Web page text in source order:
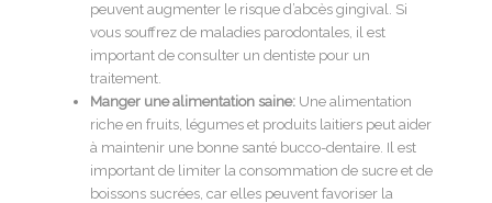
peuvent augmenter le risque d’abcès gingival. Si
vous souffrez de maladies parodontales, il est
important de consulter un dentiste pour un
traitement.
Manger une alimentation saine: Une alimentation
riche en fruits, légumes et produits laitiers peut aider
à maintenir une bonne santé bucco-dentaire. Il est
important de limiter la consommation de sucre et de
boissons sucrées, car elles peuvent favoriser la